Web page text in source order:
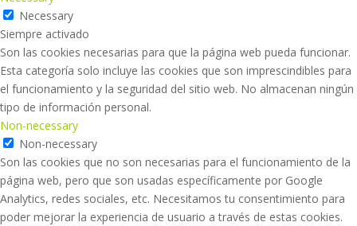
Necessary
Siempre activado
Son las cookies necesarias para que la página web pueda funcionar.
Esta categoría solo incluye las cookies que son imprescindibles para
el funcionamiento y la seguridad del sitio web. No almacenan ningún
tipo de información personal.
Non-necessary
Non-necessary
Son las cookies que no son necesarias para el funcionamiento de la
página web, pero que son usadas específicamente por Google
Analytics, redes sociales, etc. Necesitamos tu consentimiento para
poder mejorar la experiencia de usuario a través de estas cookies.